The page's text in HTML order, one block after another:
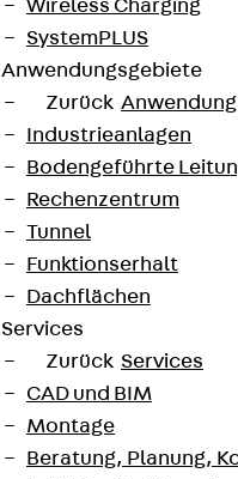
Wireless Charging
SystemPLUS
Anwendungsgebiete
Zurück
Industrieanlagen
Bodengeführte
Rechenzentrum
Tunnel
Funktionserhalt
Dachflächen
Services
Zurück Services
CAD und BIM
Montage
Beratung, Planung,